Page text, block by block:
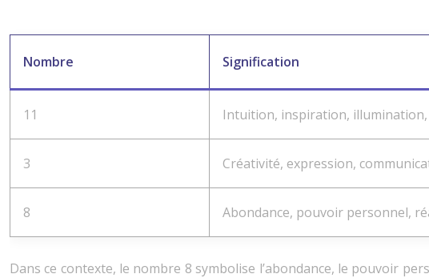
Nombre Signification
11 Intuition, inspiration,
3 Créativité, expression,
8 Abondance, pouvoir personnel,
Dans ce contexte, le nombre 8 symbolise l’abondance, le pouvoir